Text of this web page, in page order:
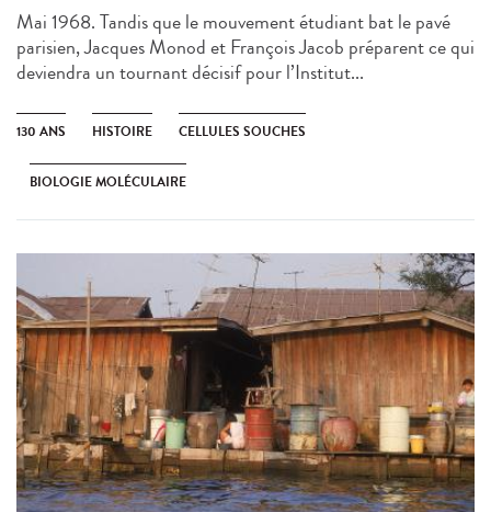
Mai 1968. Tandis que le mouvement étudiant bat le pavé
parisien, Jacques Monod et François Jacob préparent ce qui
deviendra un tournant décisif pour l’Institut...
130 ANS HISTOIRE CELLULES SOUCHES
BIOLOGIE MOLÉCULAIRE